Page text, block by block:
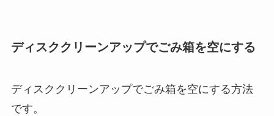
ディスククリーンアップでごみ箱を空にする
ディスククリーンアップでごみ箱を空にする方法
です。